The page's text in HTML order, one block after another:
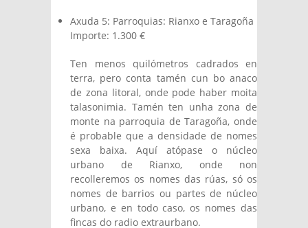
Axuda 5: Parroquias: Rianxo e Taragoña
Importe: 1.300 €
Ten menos quilómetros cadrados en
terra, pero conta tamén cun bo anaco
de zona litoral, onde pode haber moita
talasonimia. Tamén ten unha zona de
monte na parroquia de Taragoña, onde
é probable que a densidade de nomes
sexa baixa. Aquí atópase o núcleo
urbano de Rianxo, onde non
recolleremos os nomes das rúas, só os
nomes de barrios ou partes de núcleo
urbano, e en todo caso, os nomes das
fincas do radio extraurbano.